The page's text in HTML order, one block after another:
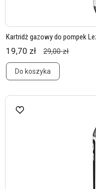
Kartridż gazowy do pompek
19,70 zł 29,00 zł
Do koszyka